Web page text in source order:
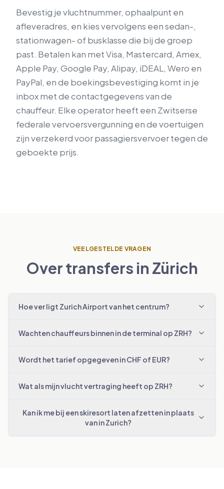
Bevestig je vluchtnummer, ophaalpunt en
afleveradres, en kies vervolgens een sedan-,
stationwagen- of busklasse die bij de groep
past. Betalen kan met Visa, Mastercard, Amex,
Apple Pay, Google Pay, Alipay, iDEAL, Wero en
PayPal, en de boekingsbevestiging komt in je
inbox met de contactgegevens van de
chauffeur. Elke operator heeft een Zwitserse
federale vervoersvergunning en de voertuigen
zijn verzekerd voor passagiersvervoer tegen de
geboekte prijs.
VEELGESTELDE VRAGEN
Over transfers in Zürich
Hoe ver ligt Zurich Airport van het centrum?
Wachten chauffeurs binnen in de terminal op ZRH?
Wordt het tarief opgegeven in CHF of EUR?
Wat als mijn vlucht vertraging heeft op ZRH?
Kan ik me bij een skiresort laten afzetten in plaats
van in Zurich?